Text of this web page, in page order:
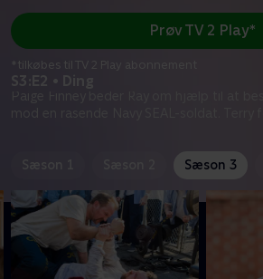
S3:E2 • Ding
Prøv TV 2 Play*
*tilkøbes til TV 2 Play abonnement
Sæson 3